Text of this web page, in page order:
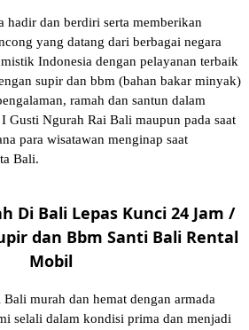
hadir dan berdiri serta memberikan
yang datang dari berbagai negara
Indonesia dengan pelayanan terbaik
supir dan bbm (bahan bakar minyak)
ramah dan santun dalam
Gusti Ngurah Rai Bali maupun pada saat
para wisatawan menginap saat
Bali.
Di Bali Lepas Kunci 24 Jam /
dan Bbm Santi Bali Rental
Mobil
Bali murah dan hemat dengan armada
selali dalam kondisi prima dan menjadi